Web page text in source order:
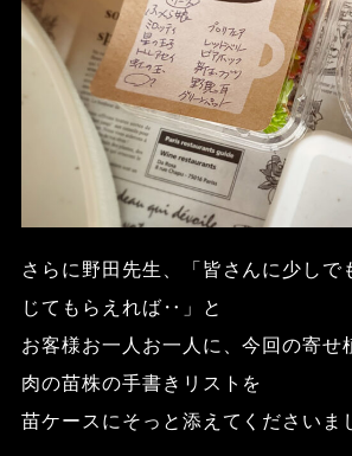
さらに野田先生、「皆さんに少しで
じてもらえれば ‥ 」と
お客様お一人お一人に、今回の寄せ
肉の苗株の手書きリストを
苗ケースにそっと添えてくださいま